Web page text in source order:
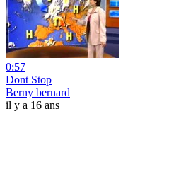
0:57
Dont Stop
Berny bernard
il y a 16 ans